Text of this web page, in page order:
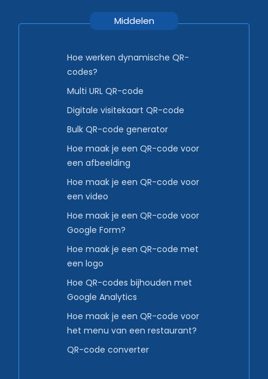
Middelen
Hoe werken dynamische QR-
codes?
Multi URL QR-code
Digitale visitekaart QR-code
Bulk QR-code generator
Hoe maak je een QR-code voor
een afbeelding
Hoe maak je een QR-code voor
een video
Hoe maak je een QR-code voor
Google Form?
Hoe maak je een QR-code met
een logo
Hoe QR-codes bijhouden met
Google Analytics
Hoe maak je een QR-code voor
het menu van een restaurant?
QR-code converter